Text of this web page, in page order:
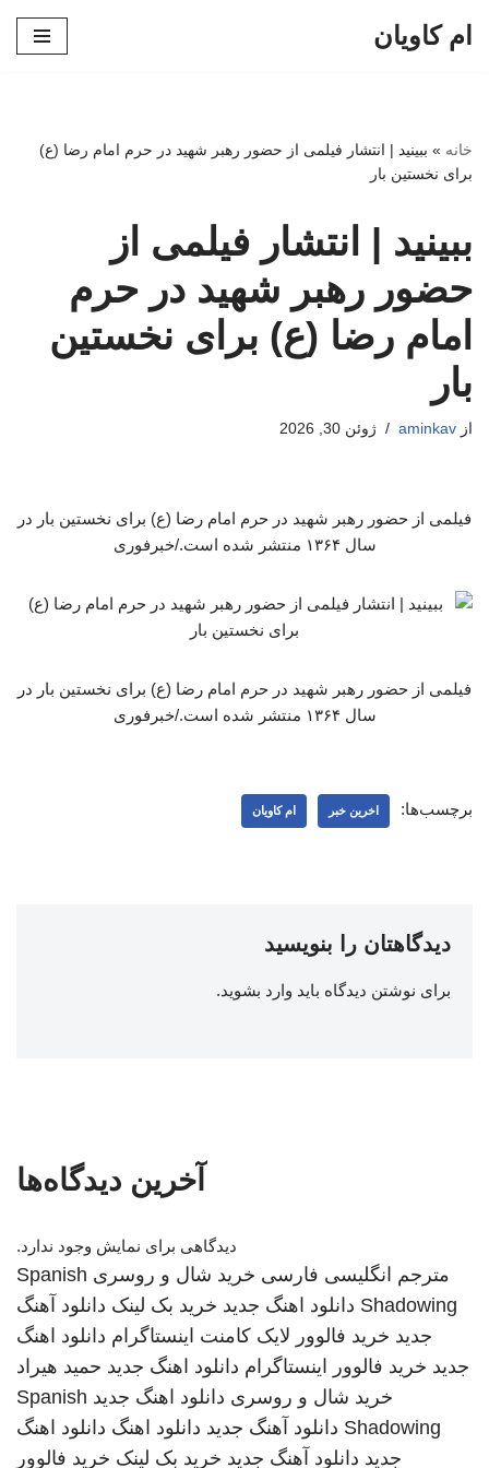
ام کاویان
خانه » ببینید | انتشار فیلمی از حضور رهبر شهید در حرم امام رضا (ع)
برای نخستین بار
ببینید | انتشار فیلمی از
حضور رهبر شهید در حرم
امام رضا (ع) برای نخستین
بار
از aminkav ژوئن 30, 2026
فیلمی از حضور رهبر شهید در حرم امام رضا (ع) برای نخستین بار در
سال ۱۳۶۴ منتشر شده است./خبرفوری
فیلمی از حضور رهبر شهید در حرم امام رضا (ع) برای نخستین بار در
سال ۱۳۶۴ منتشر شده است./خبرفوری
برچسب‌ها: اخرین خبر ام کاویان
دیدگاهتان را بنویسید
برای نوشتن دیدگاه باید وارد بشوید.
آخرین دیدگاه‌ها
دیدگاهی برای نمایش وجود ندارد.
مترجم انگلیسی فارسی خرید شال و روسری Spanish
Shadowing دانلود اهنگ جدید خرید بک لینک دانلود آهنگ
جدید خرید فالوور لایک کامنت اینستاگرام دانلود اهنگ
جدید خرید فالوور اینستاگرام دانلود اهنگ جدید حمید هیراد
خرید شال و روسری دانلود اهنگ جدید Spanish
Shadowing دانلود آهنگ جدید دانلود اهنگ دانلود اهنگ
جدید دانلود آهنگ جدید خرید بک لینک خرید فالوور